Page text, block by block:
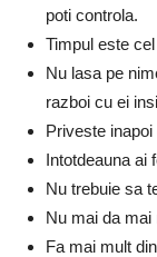
poti controla.
Timpul este
Nu lasa pe
razboi cu ei
Priveste
Intotdeauna ai
Nu trebuie sa
Nu mai da mai
Fa mai mult